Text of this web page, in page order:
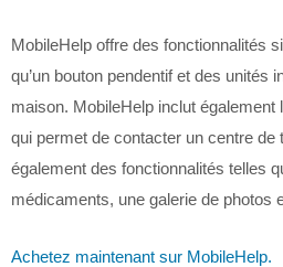
MobileHelp offre des fonctionnalités
qu’un bouton pendentif et des unités
maison. MobileHelp inclut également
qui permet de contacter un centre de
également des fonctionnalités telles
médicaments, une galerie de photos
Achetez maintenant sur MobileHelp.